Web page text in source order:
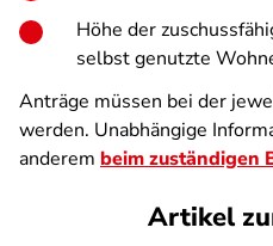
Höhe der
selbst genutzte
Anträge müssen bei der
werden. Unabhängige
anderem beim zuständigen
Artikel